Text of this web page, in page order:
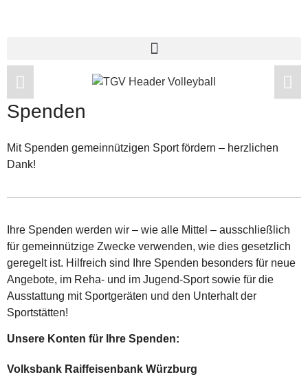
Spenden
Mit Spenden gemeinnützigen Sport fördern – herzlichen
Dank!
Ihre Spenden werden wir – wie alle Mittel – ausschließlich
für gemeinnützige Zwecke verwenden, wie dies gesetzlich
geregelt ist. Hilfreich sind Ihre Spenden besonders für neue
Angebote, im Reha- und im Jugend-Sport sowie für die
Ausstattung mit Sportgeräten und den Unterhalt der
Sportstätten!
Unsere Konten für Ihre Spenden:
Volksbank Raiffeisenbank Würzburg